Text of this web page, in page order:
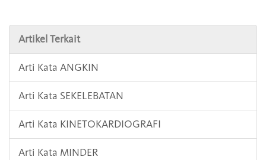
Artikel Terkait
Arti Kata ANGKIN
Arti Kata SEKELEBATAN
Arti Kata KINETOKARDIOGRAFI
Arti Kata MINDER